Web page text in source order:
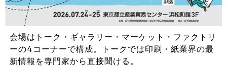
会場はトーク・ギャラリー・マーケット・ファクトリ
ーの4コーナーで構成。トークでは印刷・紙業界の最
新情報を専門家から直接聞ける。